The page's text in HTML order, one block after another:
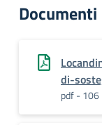
Documenti
di-
pdf - 106